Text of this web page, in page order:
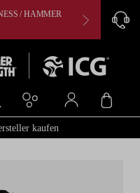
/ HAMMER
kaufen